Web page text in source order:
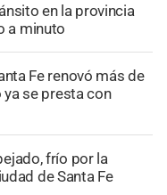
en la provincia
a minuto
Fe renovó más de
se presta con
frío por la
de Santa Fe